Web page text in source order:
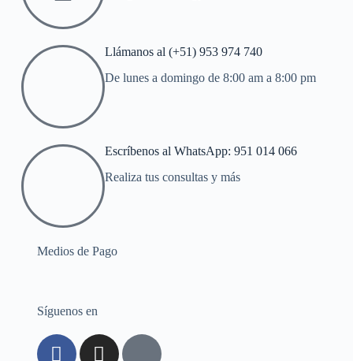
Llámanos al (+51) 953 974 740
De lunes a domingo de 8:00 am a 8:00 pm
Escríbenos al WhatsApp: 951 014 066
Realiza tus consultas y más
Medios de Pago
Síguenos en